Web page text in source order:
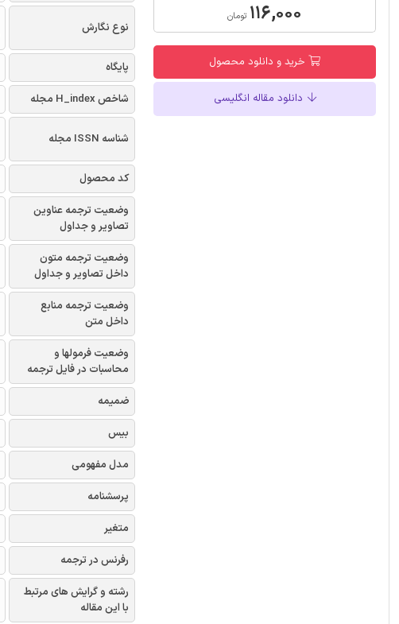
۱۱۶,۰۰۰ تومان
خرید و دانلود محصول
دانلود مقاله انگلیسی
نوع نگارش
پایگاه
شاخص H_index مجله
شناسه ISSN مجله
کد محصول
وضعیت ترجمه عناوین
تصاویر و جداول
وضعیت ترجمه متون
داخل تصاویر و جداول
وضعیت ترجمه منابع
داخل متن
وضعیت فرمولها و
محاسبات در فایل ترجمه
ضمیمه
بیس
مدل مفهومی
پرسشنامه
متغیر
رفرنس در ترجمه
رشته و گرایش های مرتبط
با این مقاله